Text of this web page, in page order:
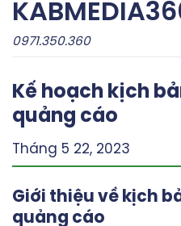
Skip
0971.350.360
Kế hoạch kịch
quảng cáo
Tháng 5 22, 2023
Giới thiệu về kịch
quảng cáo